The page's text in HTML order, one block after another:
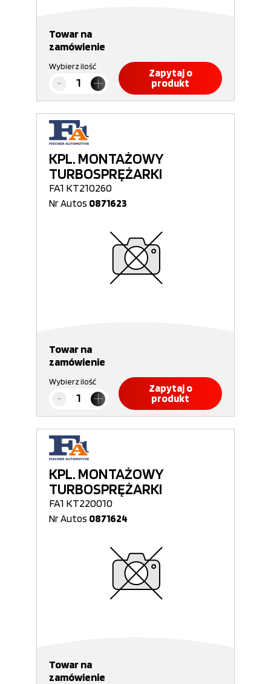
Towar na
zamówienie
Wybierz ilość
Zapytaj o
produkt
KPL. MONTAŻOWY
TURBOSPRĘŻARKI
FA1 KT210260
Nr Autos 0871623
Towar na
zamówienie
Wybierz ilość
Zapytaj o
produkt
KPL. MONTAŻOWY
TURBOSPRĘŻARKI
FA1 KT220010
Nr Autos 0871624
Towar na
zamówienie